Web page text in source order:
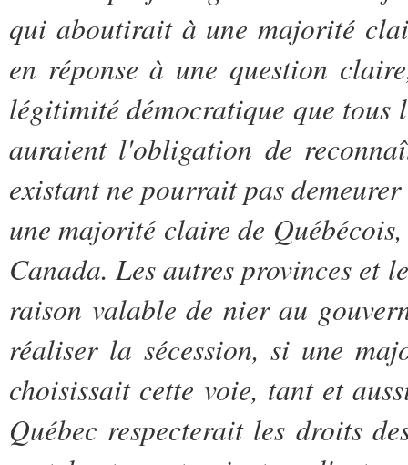
qui aboutirait à une majorité
en réponse à une question
légitimité démocratique que
auraient l'obligation de
existant ne pourrait pas
une majorité claire de
Canada. Les autres provinces et
raison valable de nier au
réaliser la sécession, si une
choisissait cette voie, tant et
Québec respecterait les droits